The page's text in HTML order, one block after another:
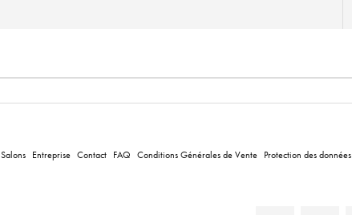
Salons Entreprise Contact FAQ Conditions Générales de Vente Protection des données